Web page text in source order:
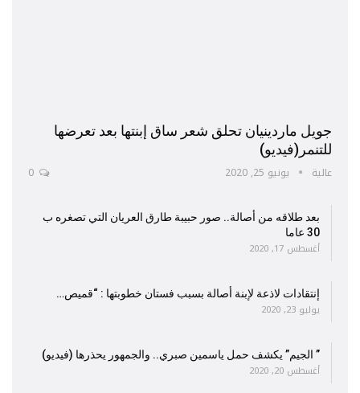
جويل ماردينيان تحلق شعر ساق إبنتها بعد تعرضها
للتنمر(فيديو)
عالية يونيو 25, 2020
بعد طلاقه من أصالة.. صور حبيبة طارق العريان التي تصغره ب
30 عاما
أغسطس 17, 2020
إنتقادات لاذعة لإبنة أصالة بسبب فستان خطوبتها : “قميص…
يوليو 23, 2020
” الجيم” يكشف حمل ياسمين صبري.. والجمهور يحذرها (فيديو)
أغسطس 20, 2020